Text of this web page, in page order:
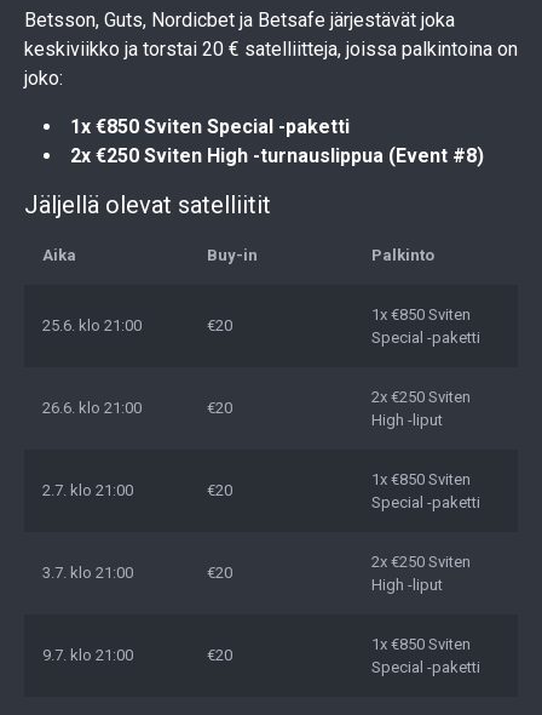
Betsson, Guts, Nordicbet ja Betsafe järjestävät joka
keskiviikko ja torstai 20 € satelliitteja, joissa palkintoina on
joko:
1x €850 Sviten Special -paketti
2x €250 Sviten High -turnauslippua (Event #8)
Jäljellä olevat satelliitit
Aika Buy-in Palkinto
25.6. klo 21:00 €20
1x €850 Sviten
Special -paketti
26.6. klo 21:00 €20
2x €250 Sviten
High -liput
2.7. klo 21:00 €20
1x €850 Sviten
Special -paketti
3.7. klo 21:00 €20
2x €250 Sviten
High -liput
9.7. klo 21:00 €20
1x €850 Sviten
Special -paketti